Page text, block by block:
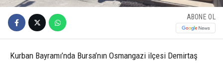
ABONE OL
Kurban Bayramı’nda Bursa’nın Osmangazi ilçesi Demirtaş